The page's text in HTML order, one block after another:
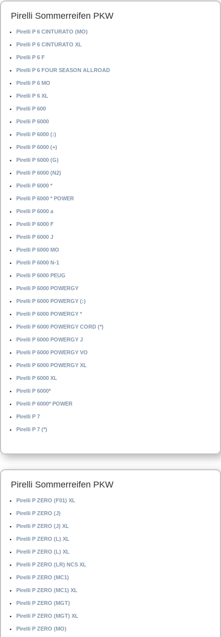
Pirelli Sommerreifen PKW
Pirelli P 6 CINTURATO (MO)
Pirelli P 6 CINTURATO XL
Pirelli P 6 F
Pirelli P 6 FOUR SEASON ALLROAD
Pirelli P 6 MO
Pirelli P 6 XL
Pirelli P 600
Pirelli P 6000
Pirelli P 6000 (:)
Pirelli P 6000 (+)
Pirelli P 6000 (G)
Pirelli P 6000 (N2)
Pirelli P 6000 *
Pirelli P 6000 * POWER
Pirelli P 6000 a
Pirelli P 6000 F
Pirelli P 6000 J
Pirelli P 6000 MO
Pirelli P 6000 N-1
Pirelli P 6000 PEUG
Pirelli P 6000 POWERGY
Pirelli P 6000 POWERGY (:)
Pirelli P 6000 POWERGY *
Pirelli P 6000 POWERGY CORD (*)
Pirelli P 6000 POWERGY J
Pirelli P 6000 POWERGY VO
Pirelli P 6000 POWERGY XL
Pirelli P 6000 XL
Pirelli P 6000*
Pirelli P 6000* POWER
Pirelli P 7
Pirelli P 7 (*)
Pirelli Sommerreifen PKW
Pirelli P ZERO (F01) XL
Pirelli P ZERO (J)
Pirelli P ZERO (J) XL
Pirelli P ZERO (L) XL
Pirelli P ZERO (L) XL
Pirelli P ZERO (LR) NCS XL
Pirelli P ZERO (MC1)
Pirelli P ZERO (MC1) XL
Pirelli P ZERO (MGT)
Pirelli P ZERO (MGT) XL
Pirelli P ZERO (MO)